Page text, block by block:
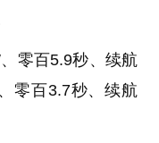
零百5.9秒、续航
零百3.7秒、续航